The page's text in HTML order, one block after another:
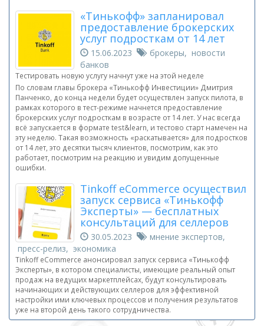
«Тинькофф» запланировал
предоставление брокерских
услуг подросткам от 14 лет
15.06.2023
брокеры, новости
банков
Тестировать новую услугу начнут уже на этой неделе
По словам главы брокера «Тинькофф Инвестиции» Дмитрия
Панченко, до конца недели будет осуществлен запуск пилота, в
рамках которого в тест-режиме начнется предоставление
брокерских услуг подросткам в возрасте от 14 лет. У нас всегда
всё запускается в формате test&learn, и тестово старт намечен на
эту неделю. Такая возможность «раскатывается» для подростков
от 14 лет, это десятки тысяч клиентов, посмотрим, как это
работает, посмотрим на реакцию и увидим допущенные
ошибки.
Tinkoff eCommerce осуществил
запуск сервиса «Тинькофф
Эксперты» — бесплатных
консультаций для селлеров
30.05.2023
мнение экспертов,
пресс-релиз, экономика
Tinkoff eCommerce анонсировал запуск сервиса «Тинькофф
Эксперты», в котором специалисты, имеющие реальный опыт
продаж на ведущих маркетплейсах, будут консультировать
начинающих и действующих селлеров для эффективной
настройки ими ключевых процессов и получения результатов
уже на второй день такого сотрудничества.